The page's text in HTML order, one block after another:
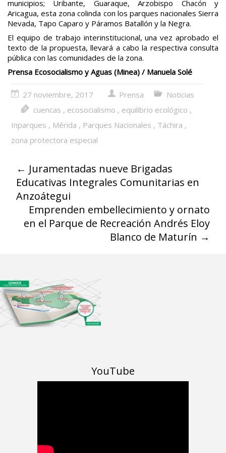
municipios; Uribante, Guaraque, Arzobispo Chacón y
Aricagua, esta zona colinda con los parques nacionales Sierra
Nevada, Tapo Caparo y Páramos Batallón y la Negra.
El equipo de trabajo interinstitucional, una vez aprobado el
texto de la propuesta, llevará a cabo la respectiva consulta
pública con las comunidades de la zona.
Prensa Ecosocialismo y Aguas (Minea) / Manuela Solé
27 noviembre, 2017 Prensa
Noticias
cuencas , ecosocialismo , equilibrio ecológico ,
Inparques , Mérida , Parques Nacionales , Táchira ,
zona protectora especial
← Juramentadas nueve Brigadas
Educativas Integrales Comunitarias en
Anzoátegui
Emprenden embellecimiento y ornato
en el Parque de Recreación Andrés Eloy
Blanco de Maturín →
YouTube